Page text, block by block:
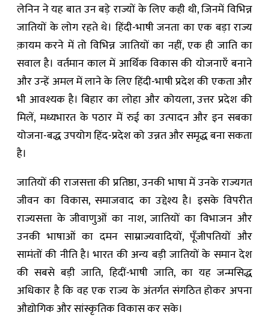
लेनिन ने यह बात उन बड़े राज्यों के लिए कही थी, जिनमें विभिन्न
जातियों के लोग रहते थे। हिंदी-भाषी जनता का एक बड़ा राज्य
क़ायम करने में तो विभिन्न जातियों का नहीं, एक ही जाति का
सवाल है। वर्तमान काल में आर्थिक विकास की योजनाएँ बनाने
और उन्हें अमल में लाने के लिए हिंदी-भाषी प्रदेश की एकता और
भी आवश्यक है। बिहार का लोहा और कोयला, उत्तर प्रदेश की
मिलें, मध्यभारत के पठार में रुई का उत्पादन और इन सबका
योजना-बद्ध उपयोग हिंद-प्रदेश को उन्नत और समृद्ध बना सकता
है।
जातियों की राजसत्ता की प्रतिष्ठा, उनकी भाषा में उनके राज्यगत
जीवन का विकास, समाजवाद का उद्देश्य है। इसके विपरीत
राज्यसत्ता के जीवाणुओं का नाश, जातियों का विभाजन और
उनकी भाषाओं का दमन साम्राज्यवादियों, पूँजीपतियों और
सामंतों की नीति है। भारत की अन्य बड़ी जातियों के समान देश
की सबसे बड़ी जाति, हिदीं-भाषी जाति, का यह जन्मसिद्ध
अधिकार है कि वह एक राज्य के अंतर्गत संगठित होकर अपना
औद्योगिक और सांस्कृतिक विकास कर सके।